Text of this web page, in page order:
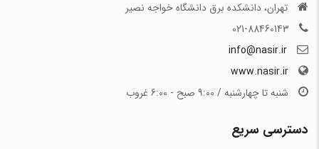
تهران، دانشکده برق دانشگاه خواجه نصیر
021-88460143
info@nasir.ir
www.nasir.ir
شنبه تا چهارشنبه / 9:00 صبح - 6:00 غروب
دسترسی سریع